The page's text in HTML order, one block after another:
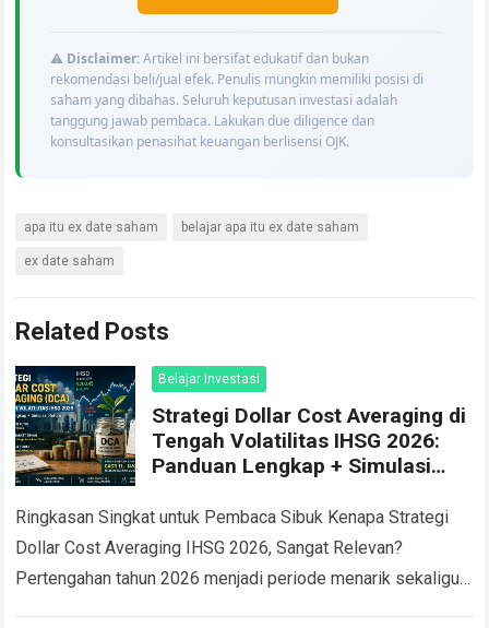
⚠️ Disclaimer:Artikel ini bersifat edukatif dan bukan
rekomendasi beli/jual efek. Penulis mungkin memiliki posisi di
saham yang dibahas. Seluruh keputusan investasi adalah
tanggung jawab pembaca. Lakukan due diligence dan
konsultasikan penasihat keuangan berlisensi OJK.
apa itu ex date saham belajar apa itu ex date saham
ex date saham
Related Posts
Belajar Investasi
Strategi Dollar Cost Averaging di
Tengah Volatilitas IHSG 2026:
Panduan Lengkap + Simulasi
Ringkasan Singkat untuk Pembaca Sibuk Kenapa Strategi
Dollar Cost Averaging IHSG 2026, Sangat Relevan?
Pertengahan tahun 2026 menjadi periode menarik sekaligus